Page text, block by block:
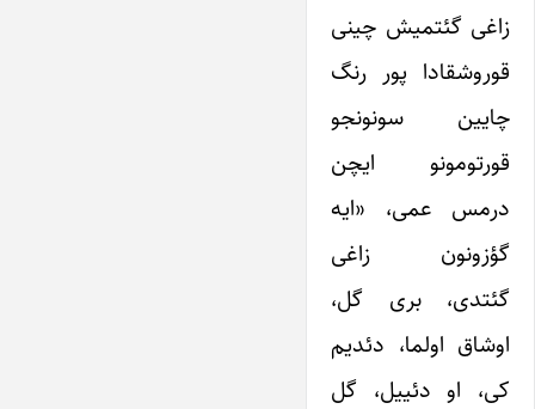
زاغی گئتمیش چینی
قوروشقادا پور رنگ
چایین سونونجو
قورتومونو ایچن
درمس عمی، «ایه
گؤزونون زاغی
گئتدی، بری گل،
اوشاق اولما، دئدیم
کی، او دئییل، گل